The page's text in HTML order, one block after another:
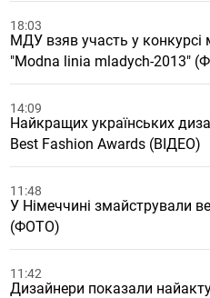
18:03
МДУ взяв участь у конкурсі
"Modna linia mladych-2013"
14:09
Найкращих українських
Best Fashion Awards (ВІДЕО)
11:48
У Німеччині змайстрували
(ФОТО)
11:42
Дизайнери показали